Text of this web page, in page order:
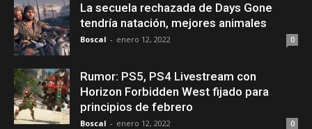
La secuela rechazada de Days Gone
tendría natación, mejores animales
Boscal - enero 12, 2022 0
Rumor: PS5, PS4 Livestream con
Horizon Forbidden West fijado para
principios de febrero
Boscal - enero 12, 2022 0